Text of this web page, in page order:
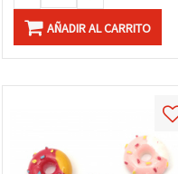
AÑADIR AL CARRITO